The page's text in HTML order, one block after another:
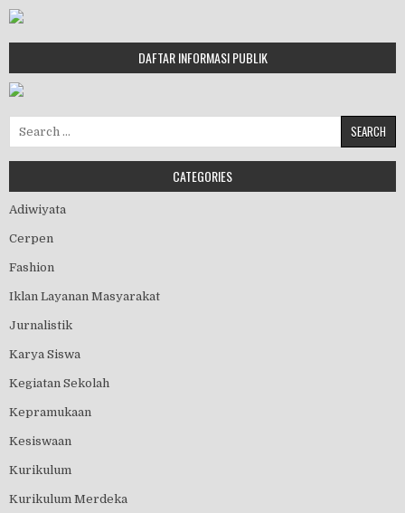
DAFTAR INFORMASI PUBLIK
Search for:
CATEGORIES
Adiwiyata
Cerpen
Fashion
Iklan Layanan Masyarakat
Jurnalistik
Karya Siswa
Kegiatan Sekolah
Kepramukaan
Kesiswaan
Kurikulum
Kurikulum Merdeka